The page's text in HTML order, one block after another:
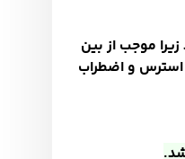
موجب از بین
استرس و اضطراب